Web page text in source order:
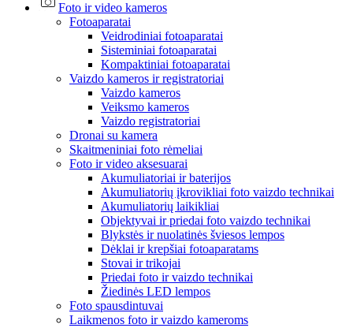
Foto ir video kameros
Fotoaparatai
Veidrodiniai fotoaparatai
Sisteminiai fotoaparatai
Kompaktiniai fotoaparatai
Vaizdo kameros ir registratoriai
Vaizdo kameros
Veiksmo kameros
Vaizdo registratoriai
Dronai su kamera
Skaitmeniniai foto rėmeliai
Foto ir video aksesuarai
Akumuliatoriai ir baterijos
Akumuliatorių įkrovikliai foto vaizdo technikai
Akumuliatorių laikikliai
Objektyvai ir priedai foto vaizdo technikai
Blykstės ir nuolatinės šviesos lempos
Dėklai ir krepšiai fotoaparatams
Stovai ir trikojai
Priedai foto ir vaizdo technikai
Žiedinės LED lempos
Foto spausdintuvai
Laikmenos foto ir vaizdo kameroms